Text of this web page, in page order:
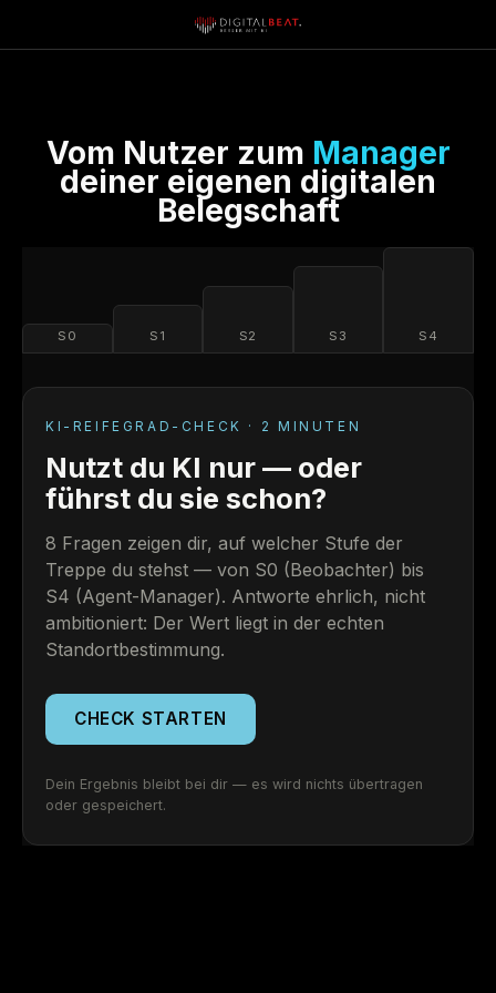
Vom Nutzer zum Manager
deiner eigenen digitalen
Belegschaft
S0 S1 S2 S3 S4
KI-REIFEGRAD-CHECK · 2 MINUTEN
Nutzt du KI nur — oder
führst du sie schon?
8 Fragen zeigen dir, auf welcher Stufe der
Treppe du stehst — von S0 (Beobachter) bis
S4 (Agent-Manager). Antworte ehrlich, nicht
ambitioniert: Der Wert liegt in der echten
Standortbestimmung.
CHECK STARTEN
Dein Ergebnis bleibt bei dir — es wird nichts übertragen
oder gespeichert.